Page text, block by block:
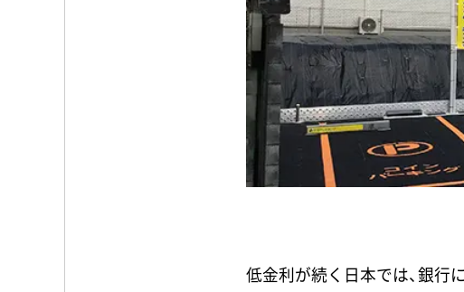
低金利が続く日本では、銀行